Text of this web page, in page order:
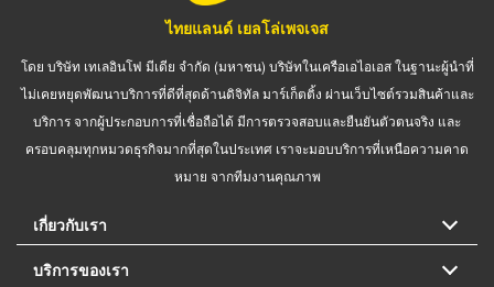
ไทยแลนด์ เยลโล่เพจเจส
โดย บริษัท เทเลอินโฟ มีเดีย จำกัด (มหาชน) บริษัทในเครือเอไอเอส ในฐานะผู้นำที่
ไม่เคยหยุดพัฒนาบริการที่ดีที่สุดด้านดิจิทัล มาร์เก็ตติ้ง ผ่านเว็บไซต์รวมสินค้าและ
บริการ จากผู้ประกอบการที่เชื่อถือได้ มีการตรวจสอบและยืนยันตัวตนจริง และ
ครอบคลุมทุกหมวดธุรกิจมากที่สุดในประเทศ เราจะมอบบริการที่เหนือความคาด
หมาย จากทีมงานคุณภาพ
เกี่ยวกับเรา
บริการของเรา